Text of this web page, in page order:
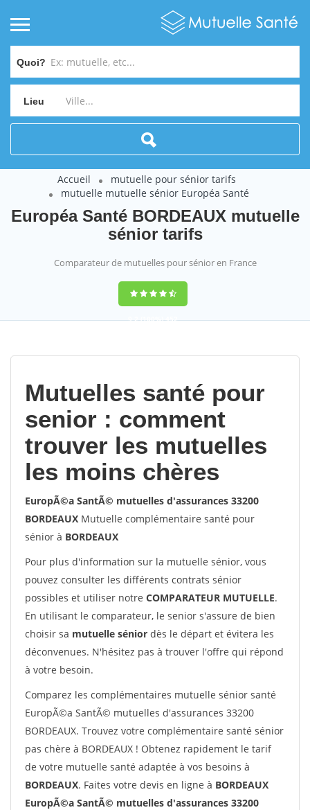
Quoi?
Lieu
Accueil
mutuelle pour sénior tarifs
mutuelle mutuelle sénior Européa Santé
Européa Santé BORDEAUX mutuelle
sénior tarifs
Comparateur de mutuelles pour sénior en France
9,2(100%)452
Mutuelles santé pour
senior : comment
trouver les mutuelles
les moins chères
EuropÃ©a SantÃ© mutuelles d'assurances 33200
BORDEAUX Mutuelle complémentaire santé pour
sénior à BORDEAUX
Pour plus d'information sur la mutuelle sénior, vous
pouvez consulter les différents contrats sénior
possibles et utiliser notre COMPARATEUR MUTUELLE.
En utilisant le comparateur, le senior s'assure de bien
choisir sa mutuelle sénior dès le départ et évitera les
déconvenues. N'hésitez pas à trouver l'offre qui répond
à votre besoin.
Comparez les complémentaires mutuelle sénior santé
EuropÃ©a SantÃ© mutuelles d'assurances 33200
BORDEAUX. Trouvez votre complémentaire santé sénior
pas chère à BORDEAUX ! Obtenez rapidement le tarif
de votre mutuelle santé adaptée à vos besoins à
BORDEAUX. Faites votre devis en ligne à BORDEAUX
EuropÃ©a SantÃ© mutuelles d'assurances 33200